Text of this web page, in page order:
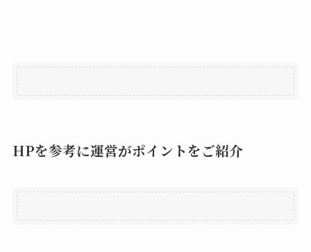
HPを参考に運営がポイントをご紹介